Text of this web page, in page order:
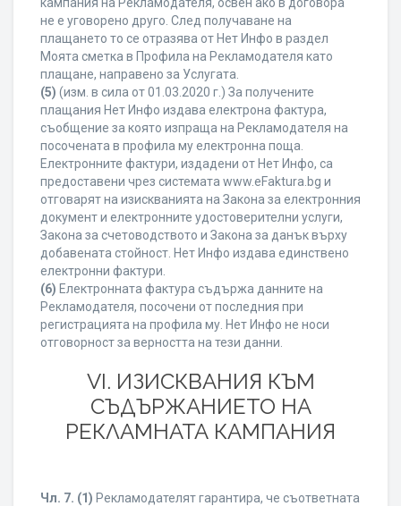
не е уговорено друго. След получаване на
плащането то се отразява от Нет Инфо в раздел
Моята сметка в Профила на Рекламодателя като
плащане, направено за Услугата.
(5) (изм. в сила от 01.03.2020 г.) За получените
плащания Нет Инфо издава електрона фактура,
съобщение за която изпраща на Рекламодателя на
посочената в профила му електронна поща.
Електронните фактури, издадени от Нет Инфо, са
предоставени чрез системата www.eFaktura.bg и
отговарят на изискванията на Закона за електронния
документ и електронните удостоверителни услуги,
Закона за счетоводството и Закона за данък върху
добавената стойност. Нет Инфо издава единствено
електронни фактури.
(6) Електронната фактура съдържа данните на
Рекламодателя, посочени от последния при
регистрацията на профила му. Нет Инфо не носи
отговорност за верността на тези данни.
VI. ИЗИСКВАНИЯ КЪМ
СЪДЪРЖАНИЕТО НА
РЕКЛАМНАТА КАМПАНИЯ
Чл. 7. (1) Рекламодателят гарантира, че съответната